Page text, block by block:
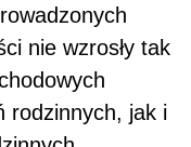
nie wzrosły tak
rodzinnych, jak i